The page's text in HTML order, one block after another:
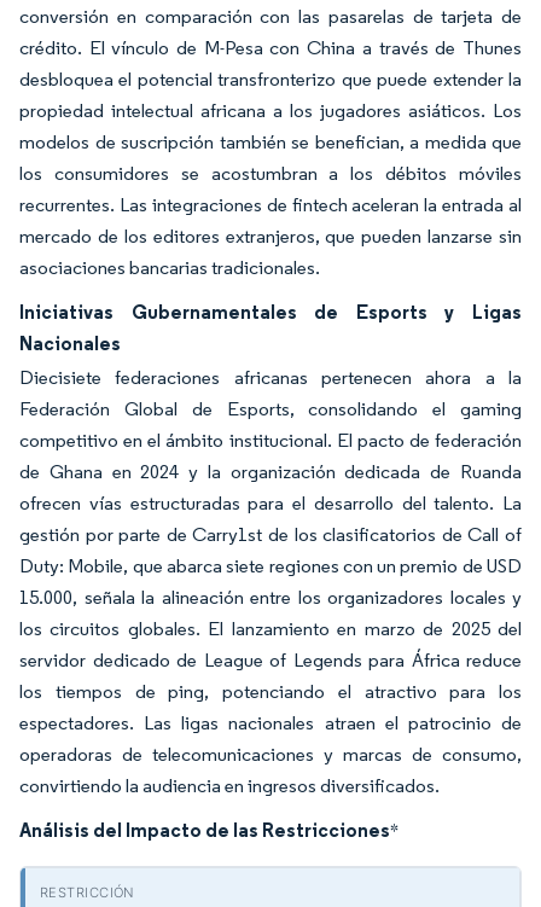
conversión en comparación con las pasarelas de tarjeta de
crédito. El vínculo de M-Pesa con China a través de Thunes
desbloquea el potencial transfronterizo que puede extender la
propiedad intelectual africana a los jugadores asiáticos. Los
modelos de suscripción también se benefician, a medida que
los consumidores se acostumbran a los débitos móviles
recurrentes. Las integraciones de fintech aceleran la entrada al
mercado de los editores extranjeros, que pueden lanzarse sin
asociaciones bancarias tradicionales.
Iniciativas Gubernamentales de Esports y Ligas
Nacionales
Diecisiete federaciones africanas pertenecen ahora a la
Federación Global de Esports, consolidando el gaming
competitivo en el ámbito institucional. El pacto de federación
de Ghana en 2024 y la organización dedicada de Ruanda
ofrecen vías estructuradas para el desarrollo del talento. La
gestión por parte de Carry1st de los clasificatorios de Call of
Duty: Mobile, que abarca siete regiones con un premio de USD
15.000, señala la alineación entre los organizadores locales y
los circuitos globales. El lanzamiento en marzo de 2025 del
servidor dedicado de League of Legends para África reduce
los tiempos de ping, potenciando el atractivo para los
espectadores. Las ligas nacionales atraen el patrocinio de
operadoras de telecomunicaciones y marcas de consumo,
convirtiendo la audiencia en ingresos diversificados.
Análisis del Impacto de las Restricciones*